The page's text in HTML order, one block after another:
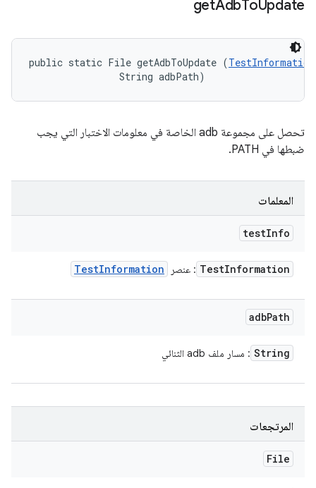
getAdbToUpdate
public static File getAdbToUpdate (TestInformation
                String adbPath)
تحصل على مجموعة adb الخاصة في معلومات الاختبار التي يجب
ضبطها في PATH.
المعلمات
testInfo
TestInformation : عنصر TestInformation
adbPath
String : مسار ملف adb الثنائي
المرتجعات
File